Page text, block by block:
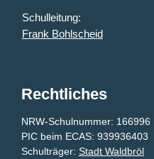
Schulleitung:
Frank Bohlscheid
Rechtliches
NRW-Schulnummer: 166996
PIC beim ECAS: 939936403
Schulträger: Stadt Waldbröl